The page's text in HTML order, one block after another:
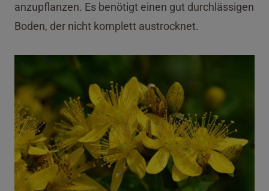
anzupflanzen. Es benötigt einen gut durchlässigen
Boden, der nicht komplett austrocknet.